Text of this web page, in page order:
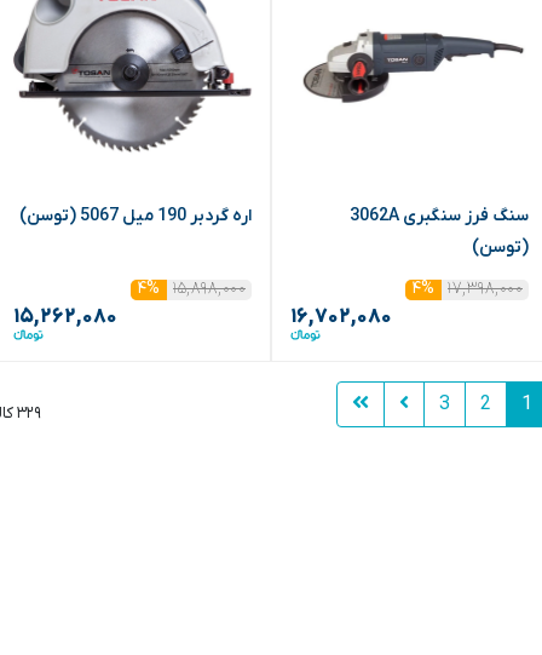
سنگ فرز سنگبری 3062A
(توسن)
۱۷,۳۹۸,۰۰۰
۴%
۱۶,۷۰۲,۰۸۰
اره گردبر 190 میل 5067 (توسن)
۱۵,۸۹۸,۰۰۰ ۴%
۱۵,۲۶۲,۰۸۰
1
2
3 ۳۲۹ کالا